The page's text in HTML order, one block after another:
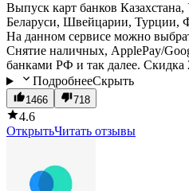
Выпуск карт банков
Беларуси, Швейцарии, Турции,
На данном сервисе можно
Снятие наличных, ApplePay/
банками РФ и так далее. Скидка
ПодробнееСкрыть
1466 718
4.6
ОткрытьЧитать отзывы